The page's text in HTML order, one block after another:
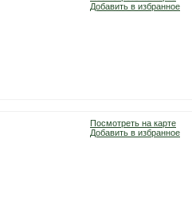
Добавить в избранное
Посмотреть на карте
Добавить в избранное